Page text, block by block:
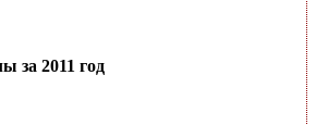
за 2011 год